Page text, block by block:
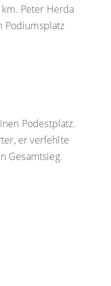
Peter Herda
Podiumsplatz
Podestplatz.
er verfehlte
Gesamtsieg.